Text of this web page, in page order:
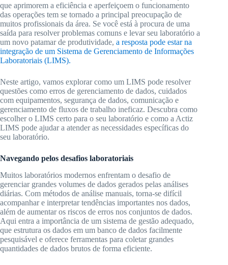
que aprimorem a eficiência e aperfeiçoem o funcionamento
das operações tem se tornado a principal preocupação de
muitos profissionais da área. Se você está à procura de uma
saída para resolver problemas comuns e levar seu laboratório a
um novo patamar de produtividade, a resposta pode estar na
integração de um Sistema de Gerenciamento de Informações
Laboratoriais (LIMS).
Neste artigo, vamos explorar como um LIMS pode resolver
questões como erros de gerenciamento de dados, cuidados
com equipamentos, segurança de dados, comunicação e
gerenciamento de fluxos de trabalho ineficaz. Descubra como
escolher o LIMS certo para o seu laboratório e como a Actiz
LIMS pode ajudar a atender as necessidades específicas do
seu laboratório.
Navegando pelos desafios laboratoriais
Muitos laboratórios modernos enfrentam o desafio de
gerenciar grandes volumes de dados gerados pelas análises
diárias. Com métodos de análise manuais, torna-se difícil
acompanhar e interpretar tendências importantes nos dados,
além de aumentar os riscos de erros nos conjuntos de dados.
Aqui entra a importância de um sistema de gestão adequado,
que estrutura os dados em um banco de dados facilmente
pesquisável e oferece ferramentas para coletar grandes
quantidades de dados brutos de forma eficiente.